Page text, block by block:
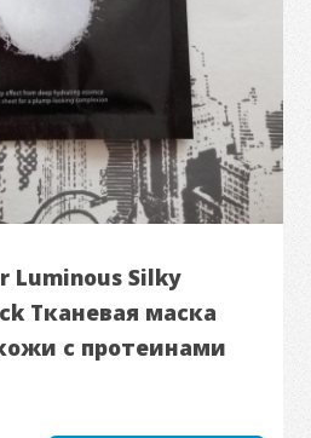
Luminous Silky
Тканевая маска
с протеинами